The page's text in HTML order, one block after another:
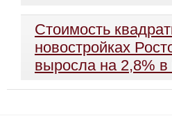
Стоимость
новостройках
выросла на 2,8%